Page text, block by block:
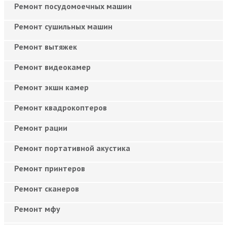
Ремонт посудомоечных машин
Ремонт сушильных машин
Ремонт вытяжек
Ремонт видеокамер
Ремонт экшн камер
Ремонт квадрокоптеров
Ремонт рации
Ремонт портативной акустика
Ремонт принтеров
Ремонт сканеров
Ремонт мфу